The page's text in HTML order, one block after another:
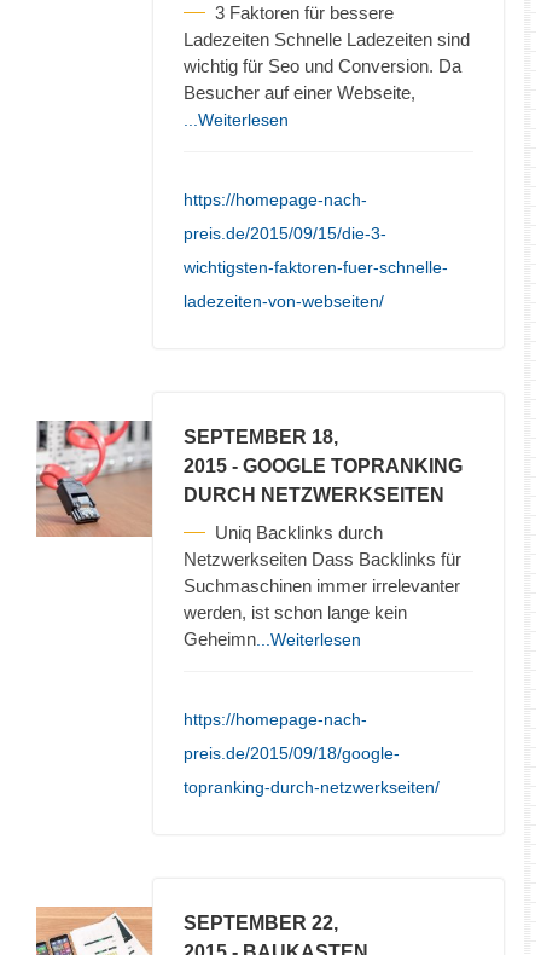
3 Faktoren für bessere
Ladezeiten Schnelle Ladezeiten sind
wichtig für Seo und Conversion. Da
Besucher auf einer Webseite,
...Weiterlesen
https://homepage-nach-
preis.de/2015/09/15/die-3-
wichtigsten-faktoren-fuer-schnelle-
ladezeiten-von-webseiten/
SEPTEMBER 18,
2015 - GOOGLE TOPRANKING
DURCH NETZWERKSEITEN
Uniq Backlinks durch
Netzwerkseiten Dass Backlinks für
Suchmaschinen immer irrelevanter
werden, ist schon lange kein
Geheimn ...Weiterlesen
https://homepage-nach-
preis.de/2015/09/18/google-
topranking-durch-netzwerkseiten/
SEPTEMBER 22,